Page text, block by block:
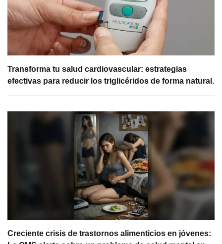
Transforma tu salud cardiovascular: estrategias
efectivas para reducir los triglicéridos de forma natural.
Creciente crisis de trastornos alimenticios en jóvenes: